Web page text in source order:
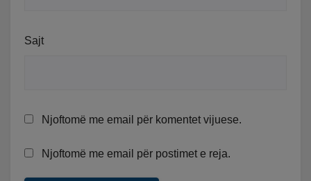
Sajt
Njoftomë me email për komentet vijuese.
Njoftomë me email për postimet e reja.